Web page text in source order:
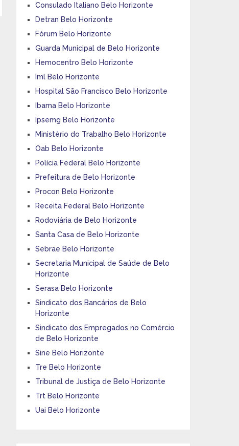
Consulado Italiano Belo Horizonte
Detran Belo Horizonte
Fórum Belo Horizonte
Guarda Municipal de Belo Horizonte
Hemocentro Belo Horizonte
Iml Belo Horizonte
Hospital São Francisco Belo Horizonte
Ibama Belo Horizonte
Ipsemg Belo Horizonte
Ministério do Trabalho Belo Horizonte
Oab Belo Horizonte
Polícia Federal Belo Horizonte
Prefeitura de Belo Horizonte
Procon Belo Horizonte
Receita Federal Belo Horizonte
Rodoviária de Belo Horizonte
Santa Casa de Belo Horizonte
Sebrae Belo Horizonte
Secretaria Municipal de Saúde de Belo
Horizonte
Serasa Belo Horizonte
Sindicato dos Bancários de Belo
Horizonte
Sindicato dos Empregados no Comércio
de Belo Horizonte
Sine Belo Horizonte
Tre Belo Horizonte
Tribunal de Justiça de Belo Horizonte
Trt Belo Horizonte
Uai Belo Horizonte